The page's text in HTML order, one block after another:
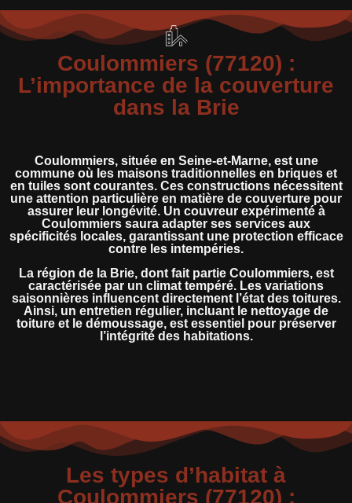
Coulommiers (77120) :
L’importance de la couverture
dans la Brie
Coulommiers, située en Seine-et-Marne, est une
commune où les maisons traditionnelles en briques et
en tuiles sont courantes. Ces constructions nécessitent
une attention particulière en matière de couverture pour
assurer leur longévité. Un couvreur expérimenté à
Coulommiers saura adapter ses services aux
spécificités locales, garantissant une protection efficace
contre les intempéries.
La région de la Brie, dont fait partie Coulommiers, est
caractérisée par un climat tempéré. Les variations
saisonnières influencent directement l’état des toitures.
Ainsi, un entretien régulier, incluant le nettoyage de
toiture et le démoussage, est essentiel pour préserver
l’intégrité des habitations.
Les types d’habitat à
Coulommiers (77120) :